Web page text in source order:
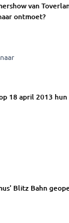
van
ontmoet?
18 april 2013
Blitz Bahn